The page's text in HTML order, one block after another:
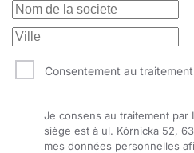
Consentement au
Je consens au traitement par
siège est à ul. Kórnicka 52,
mes données personnelles